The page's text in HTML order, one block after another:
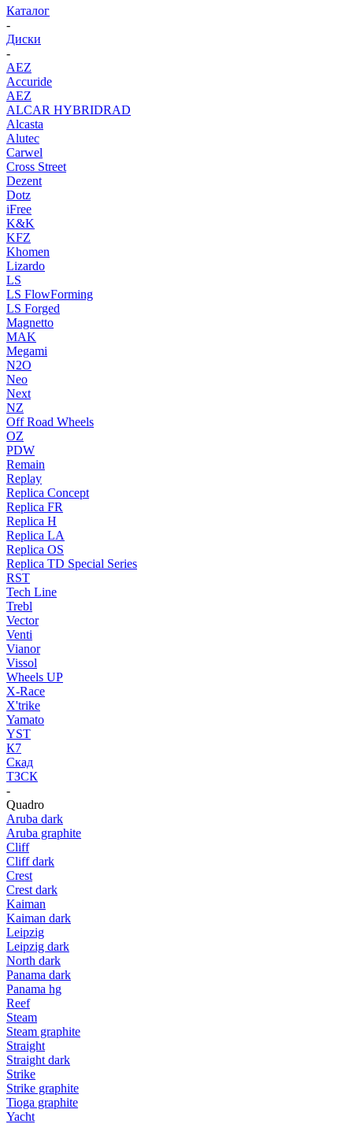
Каталог
-
Диски
-
AEZ
Accuride
AEZ
ALCAR HYBRIDRAD
Alcasta
Alutec
Carwel
Cross Street
Dezent
Dotz
iFree
K&K
KFZ
Khomen
Lizardo
LS
LS FlowForming
LS Forged
Magnetto
MAK
Megami
N2O
Neo
Next
NZ
Off Road Wheels
OZ
PDW
Remain
Replay
Replica Concept
Replica FR
Replica H
Replica LA
Replica OS
Replica TD Special Series
RST
Tech Line
Trebl
Vector
Venti
Vianor
Vissol
Wheels UP
X-Race
X'trike
Yamato
YST
К7
Скад
ТЗСК
-
Quadro
Aruba dark
Aruba graphite
Cliff
Cliff dark
Crest
Crest dark
Kaiman
Kaiman dark
Leipzig
Leipzig dark
North dark
Panama dark
Panama hg
Reef
Steam
Steam graphite
Straight
Straight dark
Strike
Strike graphite
Tioga graphite
Yacht